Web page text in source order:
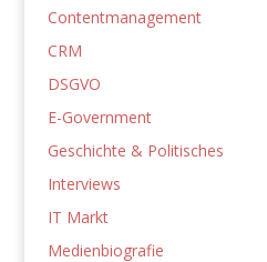
Contentmanagement
CRM
DSGVO
E-Government
Geschichte & Politisches
Interviews
IT Markt
Medienbiografie